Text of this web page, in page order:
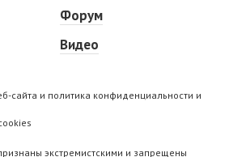
Форум
Видео
сайта и политика конфиденциальности и
экстремистскими и запрещены